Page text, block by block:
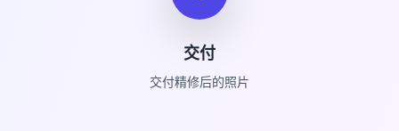
交付
交付精修后的照片